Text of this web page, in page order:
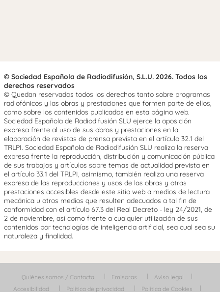
© Sociedad Española de Radiodifusión, S.L.U. 2026. Todos los
derechos reservados
© Quedan reservados todos los derechos tanto sobre programas
radiofónicos y las obras y prestaciones que formen parte de ellos,
como sobre los contenidos publicados en esta página web.
Sociedad Española de Radiodifusión SLU ejerce la oposición
expresa frente al uso de sus obras y prestaciones en la
elaboración de revistas de prensa prevista en el artículo 32.1 del
TRLPI. Sociedad Española de Radiodifusión SLU realiza la reserva
expresa frente la reproducción, distribución y comunicación pública
de sus trabajos y artículos sobre temas de actualidad prevista en
el artículo 33.1 del TRLPI, asimismo, también realiza una reserva
expresa de las reproducciones y usos de las obras y otras
prestaciones accesibles desde este sitio web a medios de lectura
mecánica u otros medios que resulten adecuados a tal fin de
conformidad con el artículo 67.3 del Real Decreto - ley 24/2021, de
2 de noviembre, así como frente a cualquier utilización de sus
contenidos por tecnologías de inteligencia artificial, sea cual sea su
naturaleza y finalidad.
Quiénes somos / Contacta Emisoras
Aviso legal
Accesibilidad
Política de privacidad Política de Cookies